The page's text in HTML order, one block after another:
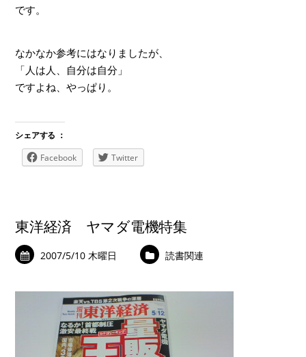
です。
なかなか参考にはなりましたが、
「人は人、自分は自分」
ですよね、やっぱり。
シェアする ：
Facebook
Twitter
東洋経済 ヤマダ電機特集
2007/5/10 木曜日 読書関連